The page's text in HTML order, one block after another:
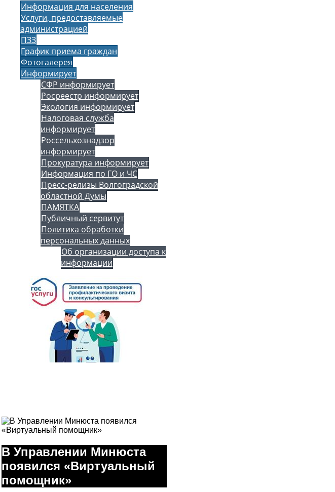
Информация для населения
Услуги, предоставляемые
администрацией
ПЗЗ
График приема граждан
Фотогалерея
Информирует
СФР информирует
Росреестр информирует
Экология информирует
Налоговая служба
информирует
Россельхознадзор
информирует
Прокуратура информирует
Информация по ГО и ЧС
Пресс-релизы Волгоградской
областной Думы
ПАМЯТКА
Публичный сервитут
Политика обработки
персональных данных
Об организации доступа к
информации
В Управлении Минюста
появился «Виртуальный
помощник»